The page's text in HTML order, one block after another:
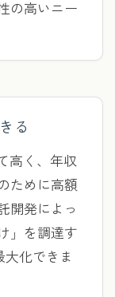
の高いニー
る
高く、年収
ために高額
開発によっ
」を調達す
大化できま